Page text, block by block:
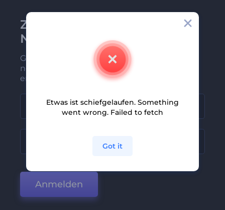
Zu Renderforest-
Newsletter anmelden
Gehören Sie zu den Ersten, die unsere
neuesten Nachrichten und Angebote
erhalten
Anmelden
Etwas ist schiefgelaufen. Something
went wrong. Failed to fetch
Got it